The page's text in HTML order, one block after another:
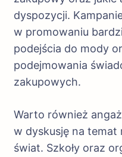
dyspozycji.
w promowaniu
podejścia do mody
podejmowania
zakupowych.
Warto również
w dyskusję na temat
świat. Szkoły oraz